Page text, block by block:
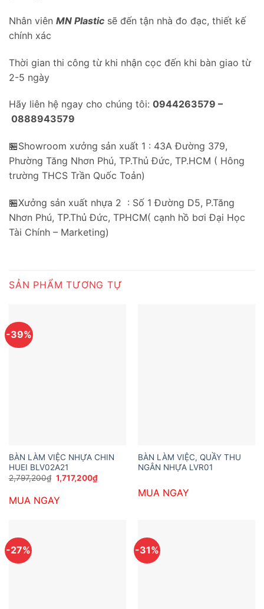
Nhân viên MN Plastic sẽ đến tận nhà đo đạc, thiết kế
chính xác
Thời gian thi công từ khi nhận cọc đến khi bàn giao từ
2-5 ngày
Hãy liên hệ ngay cho chúng tôi: 0944263579 –
0888943579
🏪Showroom xưởng sản xuất 1 : 43A Đường 379,
Phường Tăng Nhơn Phú, TP.Thủ Đức, TP.HCM ( Hông
trường THCS Trần Quốc Toản)
🏪Xưởng sản xuất nhựa 2 : Số 1 Đường D5, P.Tăng
Nhơn Phú, TP.Thủ Đức, TPHCM( cạnh hồ bơi Đại Học
Tài Chính – Marketing)
SẢN PHẨM TƯƠNG TỰ
-39%
BÀN LÀM VIỆC NHỰA CHIN
HUEI BLV02A21
2,797,200₫ Giá
gốc
2,797,200₫.
1,717,200₫Giá
hiện
MUA NGAY
BÀN LÀM VIỆC, QUẦY THU
NGÂN NHỰA LVR01
MUA NGAY
-27% -31%